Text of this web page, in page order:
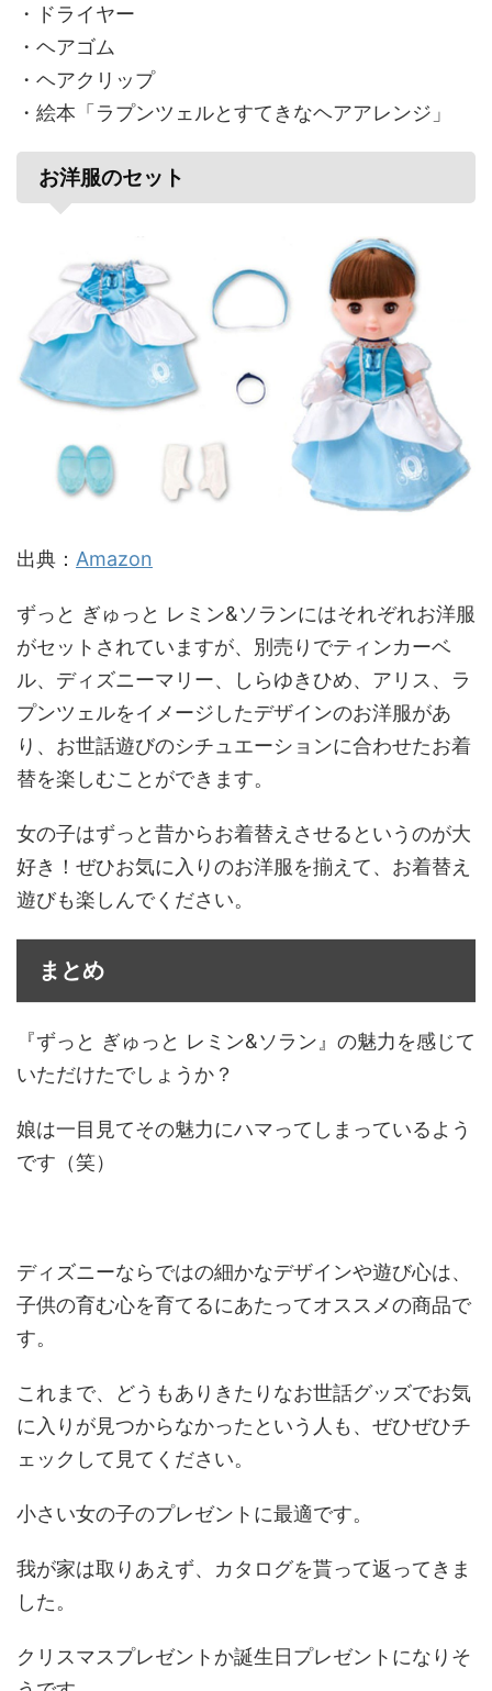
・ドライヤー
・ヘアゴム
・ヘアクリップ
・絵本「ラプンツェルとすてきなヘアアレンジ」
お洋服のセット
出典： Amazon
ずっと ぎゅっと レミン&ソランにはそれぞれお洋服
がセットされていますが、別売りでティンカーベ
ル、ディズニーマリー、しらゆきひめ、アリス、ラ
プンツェルをイメージしたデザインのお洋服があ
り、お世話遊びのシチュエーションに合わせたお着
替を楽しむことができます。
女の子はずっと昔からお着替えさせるというのが大
好き！ぜひお気に入りのお洋服を揃えて、お着替え
遊びも楽しんでください。
まとめ
『ずっと ぎゅっと レミン&ソラン』の魅力を感じて
いただけたでしょうか？
娘は一目見てその魅力にハマってしまっているよう
です（笑）
ディズニーならではの細かなデザインや遊び心は、
子供の育む心を育てるにあたってオススメの商品で
す。
これまで、どうもありきたりなお世話グッズでお気
に入りが見つからなかったという人も、ぜひぜひチ
ェックして見てください。
小さい女の子のプレゼントに最適です。
我が家は取りあえず、カタログを貰って返ってきま
した。
クリスマスプレゼントか誕生日プレゼントになりそ